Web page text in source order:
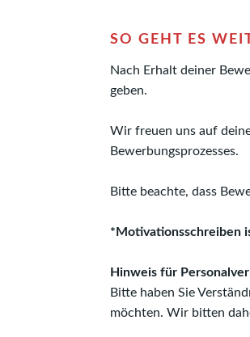
SO GEHT ES
Nach Erhalt deiner
geben.
Wir freuen uns auf
Bewerbungsprozesses.
Bitte beachte, dass
*Motivationsschreiben
Hinweis für
Bitte haben Sie
möchten. Wir bitten